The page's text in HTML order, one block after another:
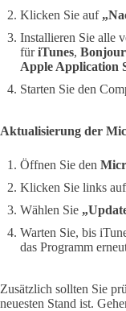
Klicken Sie auf
Installieren Sie alle
füriTunes, Bonjour
Apple Application
Starten Sie den
Aktualisierung der
Öffnen Sie den
Klicken Sie links auf
Wählen Sie
Warten Sie, bis
das Programm
Zusätzlich sollten Sie
neuesten Stand ist.